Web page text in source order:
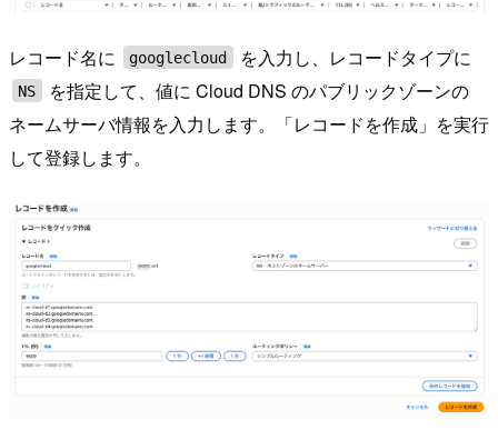
レコード名に googlecloud を入力し、レコードタイプに
NS
を指定して、値に Cloud DNS のパブリックゾーンの
ネームサーバ情報を入力します。「レコードを作成」を実行
して登録します。